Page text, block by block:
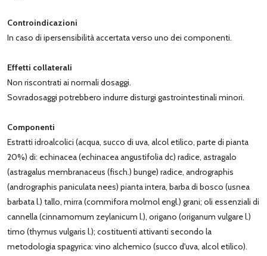
Controindicazioni
In caso di ipersensibilità accertata verso uno dei componenti.
Effetti collaterali
Non riscontrati ai normali dosaggi.
Sovradosaggi potrebbero indurre disturgi gastrointestinali minori.
Componenti
Estratti idroalcolici (acqua, succo di uva, alcol etilico, parte di pianta
20%) di: echinacea (echinacea angustifolia dc) radice, astragalo
(astragalus membranaceus (fisch.) bunge) radice, andrographis
(andrographis paniculata nees) pianta intera, barba di bosco (usnea
barbata l.) tallo, mirra (commifora molmol engl.) grani; oli essenziali di
cannella (cinnamomum zeylanicum l.), origano (origanum vulgare l.)
timo (thymus vulgaris l.); costituenti attivanti secondo la
metodologia spagyrica: vino alchemico (succo d'uva, alcol etilico).